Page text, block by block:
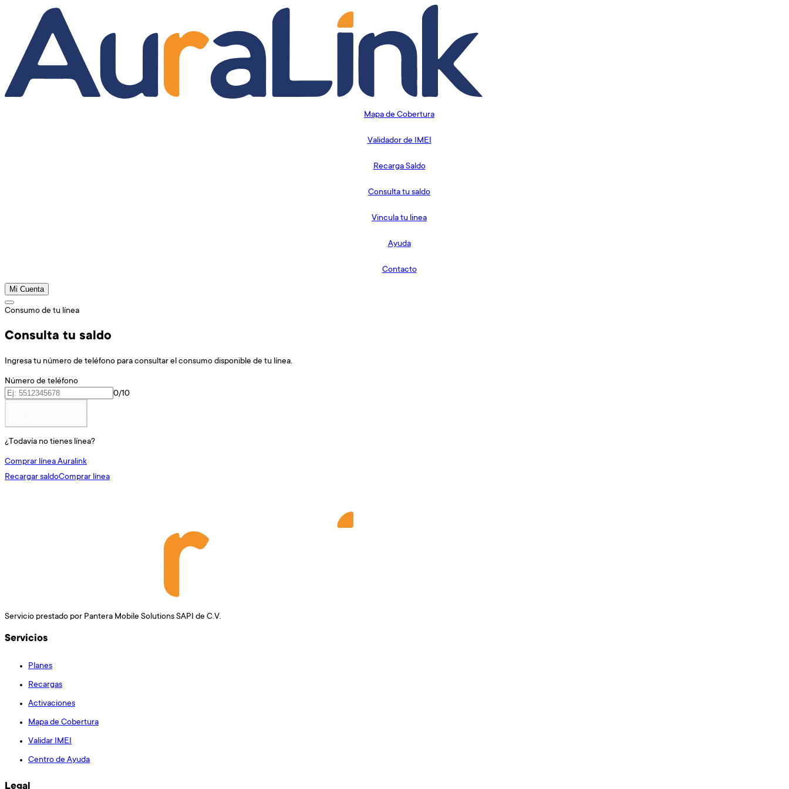
Mapa de Cobertura
Validador de IMEI
Recarga Saldo
Consulta tu saldo
Vincula tu linea
Ayuda
Contacto
Mi Cuenta
Consumo de tu línea
Consulta tu saldo
Ingresa tu número de teléfono para consultar el consumo disponible de tu línea.
Número de teléfono
0/10
¿Todavía no tienes línea?
Comprar línea Auralink
Recargar saldoComprar línea
Servicio prestado por Pantera Mobile Solutions SAPI de C.V.
Servicios
Planes
Recargas
Activaciones
Mapa de Cobertura
Validar IMEI
Centro de Ayuda